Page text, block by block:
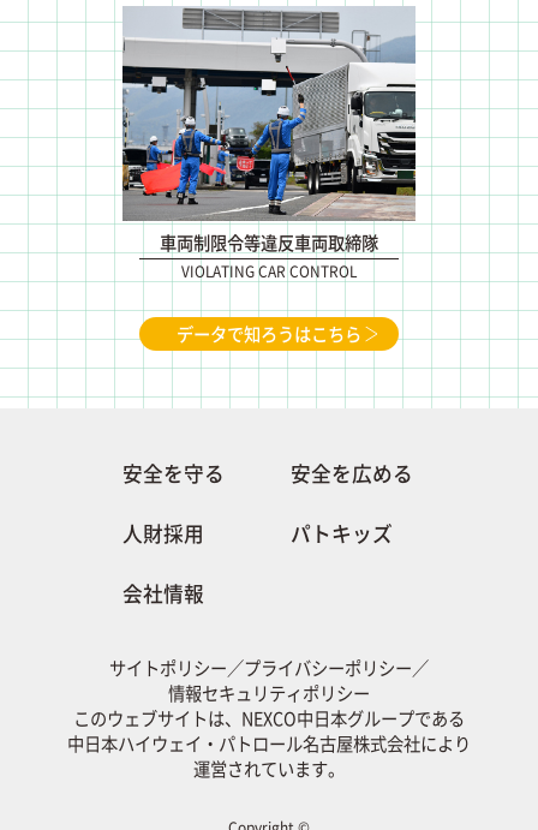
車両制限令等違反車両取締隊
VIOLATING CAR CONTROL
データで知ろうはこちら
安全を守る 安全を広める
人財採用 パトキッズ
会社情報
サイトポリシー／プライバシーポリシー／
情報セキュリティポリシー
このウェブサイトは、NEXCO中日本グループである
中日本ハイウェイ・パトロール名古屋株式会社により
運営されています。